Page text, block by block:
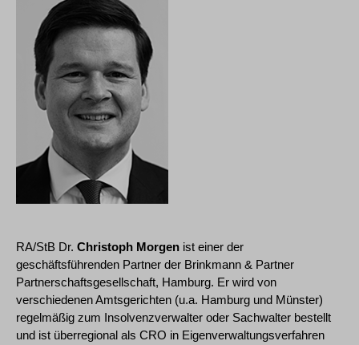
RA/StB Dr. Christoph Morgen ist einer der
geschäftsführenden Partner der Brinkmann & Partner
Partnerschaftsgesellschaft, Hamburg. Er wird von
verschiedenen Amtsgerichten (u.a. Hamburg und Münster)
regelmäßig zum Insolvenzverwalter oder Sachwalter bestellt
und ist überregional als CRO in Eigenverwaltungsverfahren